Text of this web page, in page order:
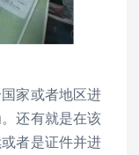
家或者地区进
还有就是在该
者是证件并进